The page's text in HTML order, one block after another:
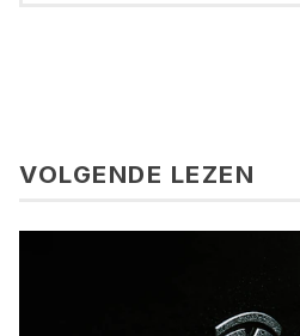
VOLGENDE LEZEN